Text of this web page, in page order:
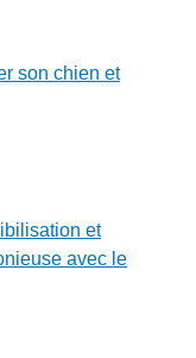
son chien et
et
avec le